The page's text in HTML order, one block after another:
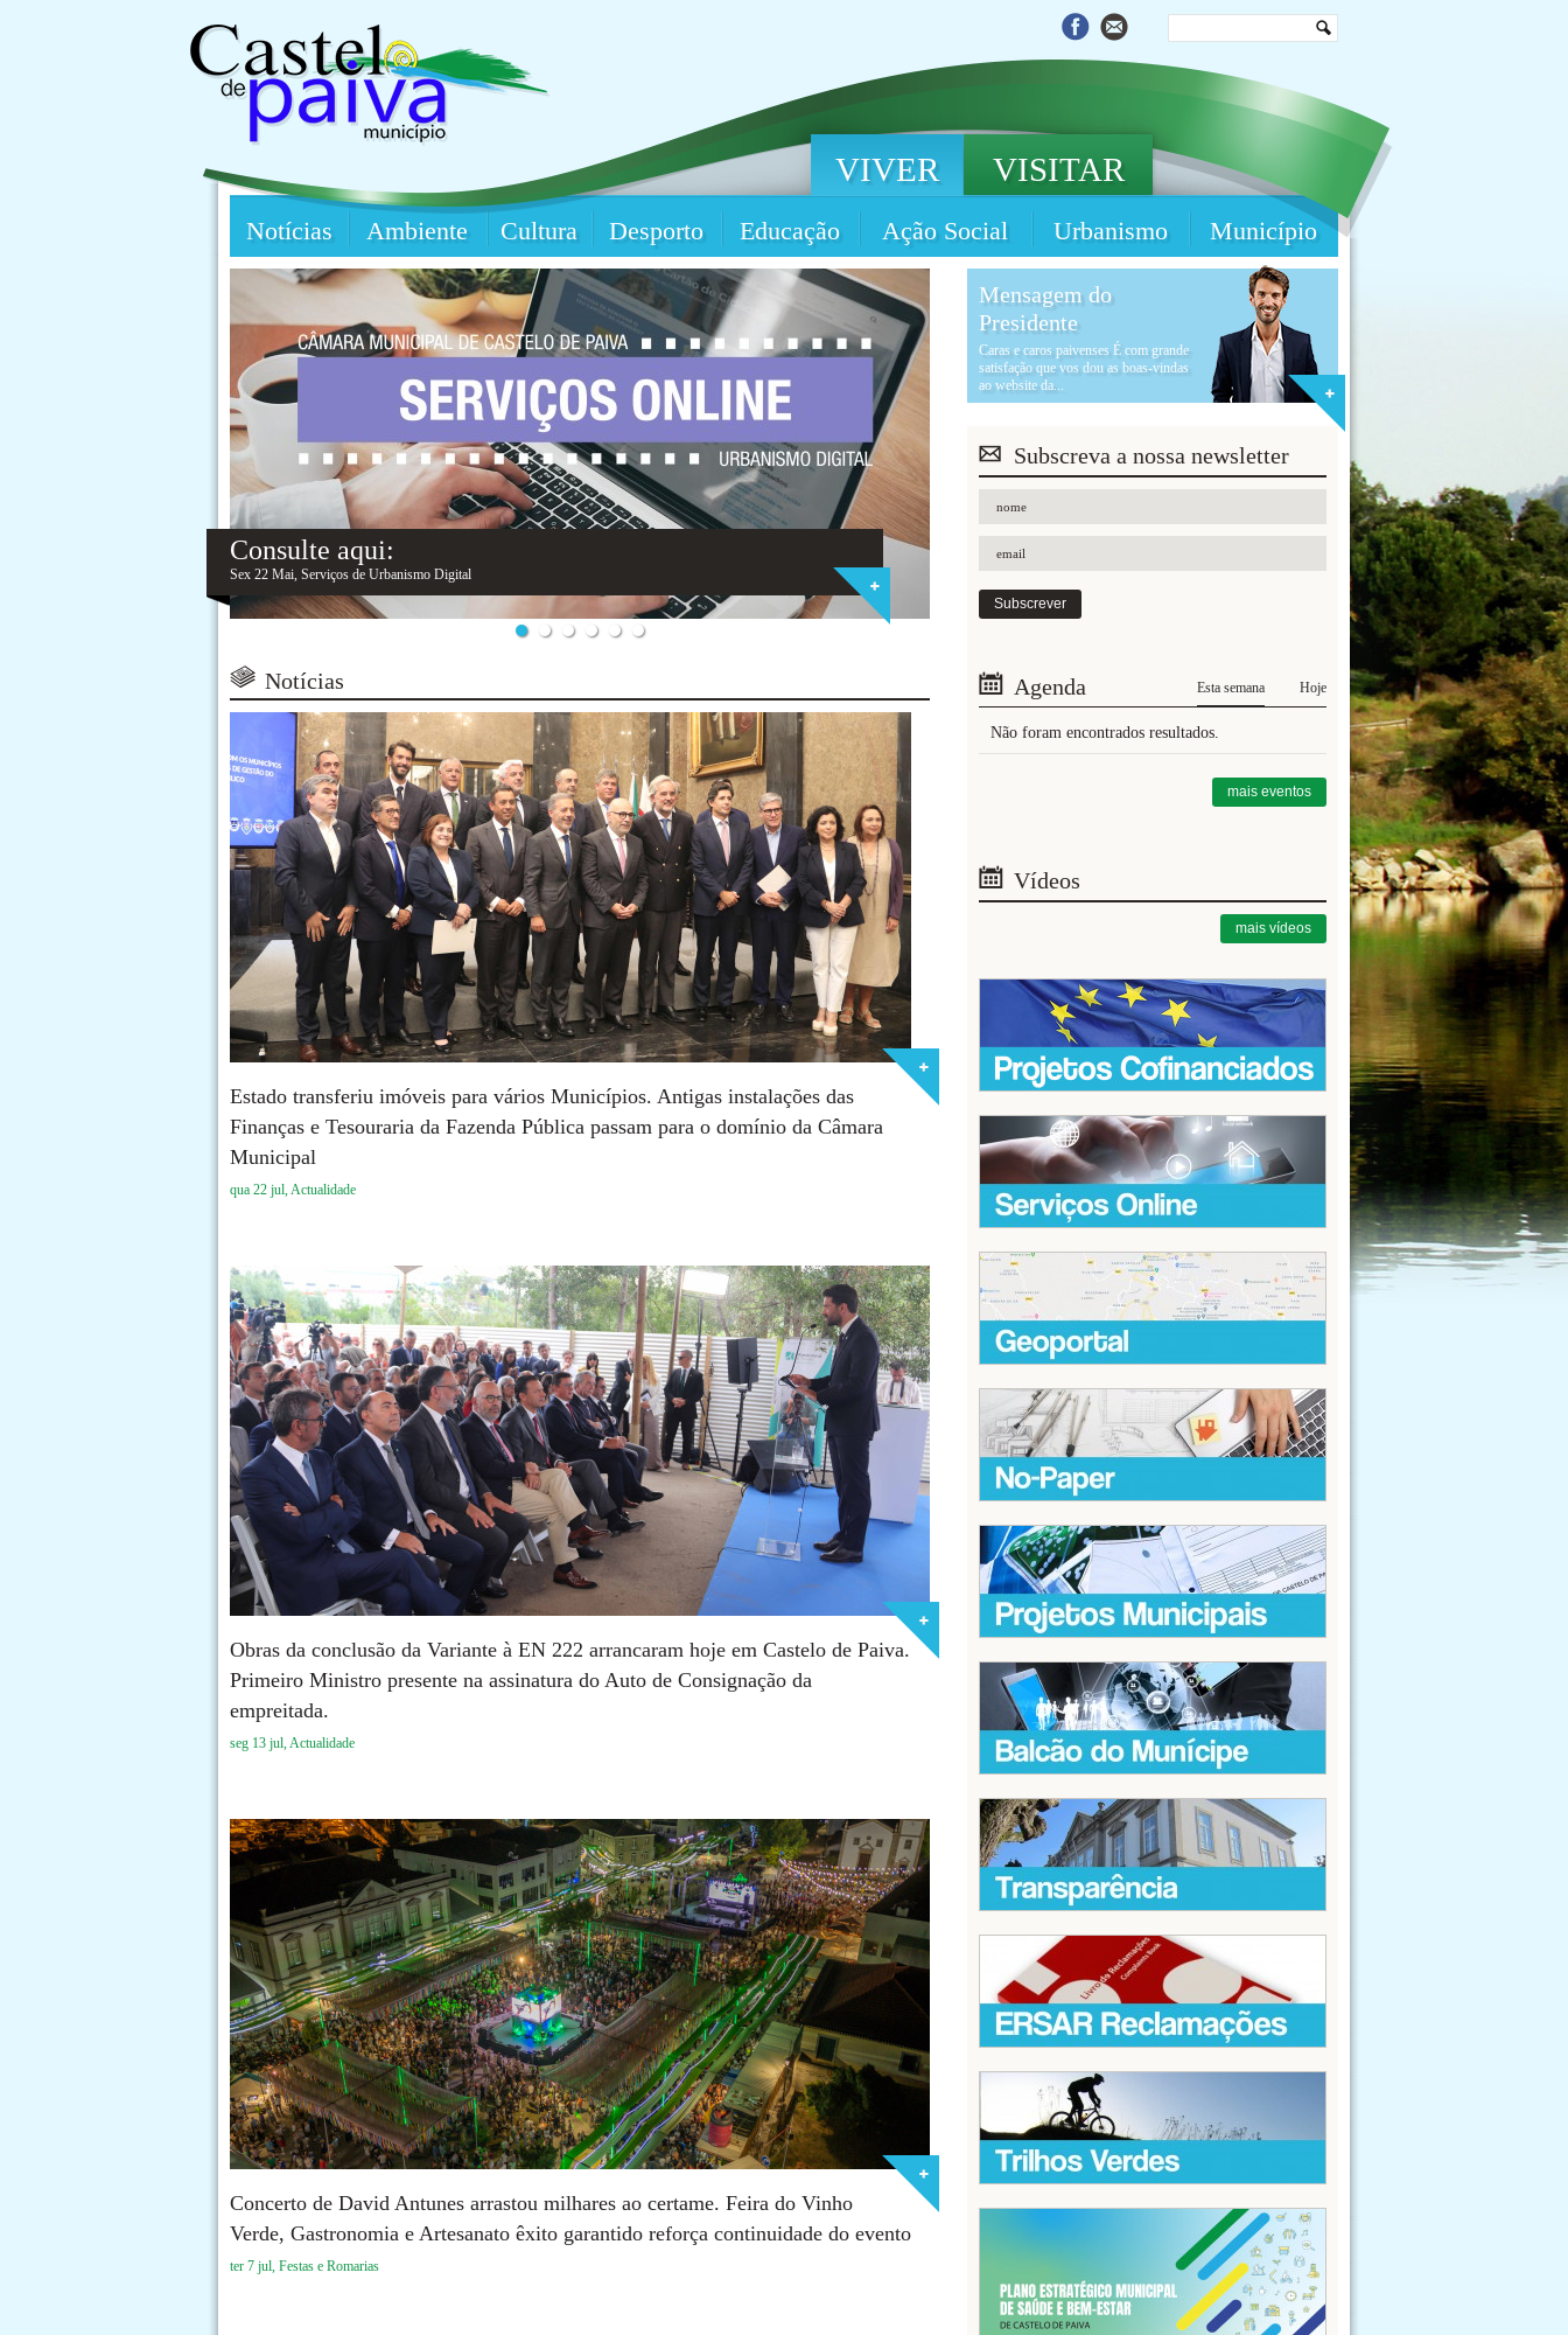
VIVER VISITAR
Notícias Ambiente Cultura Desporto Educação Ação Social Urbanismo Município
Consulte aqui:
Sex 22 Mai, Serviços de Urbanismo Digital
Mensagem do
Presidente
Caras e caros paivenses É com grande
satisfação que vos dou as boas-vindas
ao website da...
Subscreva a nossa newsletter
Notícias
Estado transferiu imóveis para vários Municípios. Antigas instalações das
Finanças e Tesouraria da Fazenda Pública passam para o domínio da Câmara
Municipal
qua 22 jul, Actualidade
Obras da conclusão da Variante à EN 222 arrancaram hoje em Castelo de Paiva.
Primeiro Ministro presente na assinatura do Auto de Consignação da
empreitada.
seg 13 jul, Actualidade
Concerto de David Antunes arrastou milhares ao certame. Feira do Vinho
Verde, Gastronomia e Artesanato êxito garantido reforça continuidade do evento
ter 7 jul, Festas e Romarias
Agenda Esta semana Hoje
Não foram encontrados resultados.
mais eventos
Vídeos
mais vídeos